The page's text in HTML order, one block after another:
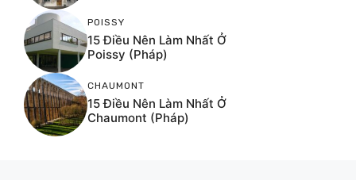
POISSY
15 Điều Nên Làm Nhất Ở
Poissy (Pháp)
CHAUMONT
15 Điều Nên Làm Nhất Ở
Chaumont (Pháp)